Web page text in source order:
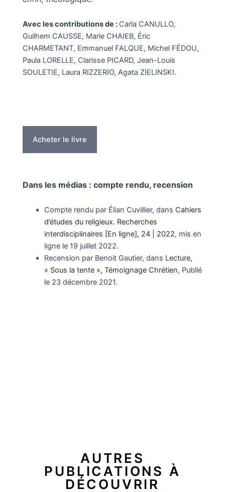
Avec les contributions de : Carla CANULLO,
Guilhem CAUSSE, Marie CHAIEB, Éric
CHARMETANT, Emmanuel FALQUE, Michel FÉDOU,
Paula LORELLE, Clarisse PICARD, Jean-Louis
SOULETIE, Laura RIZZERIO, Agata ZIELINSKI.
Acheter le livre
Dans les médias : compte rendu, recension
Compte rendu par Élian Cuvillier, dans Cahiers
d’études du religieux. Recherches
interdisciplinaires [En ligne], 24 | 2022, mis en
ligne le 19 juillet 2022.
Recension par Benoit Gautier, dans Lecture,
« Sous la tente », Témoignage Chrétien, Publié
le 23 décembre 2021.
AUTRES
PUBLICATIONS À
DÉCOUVRIR